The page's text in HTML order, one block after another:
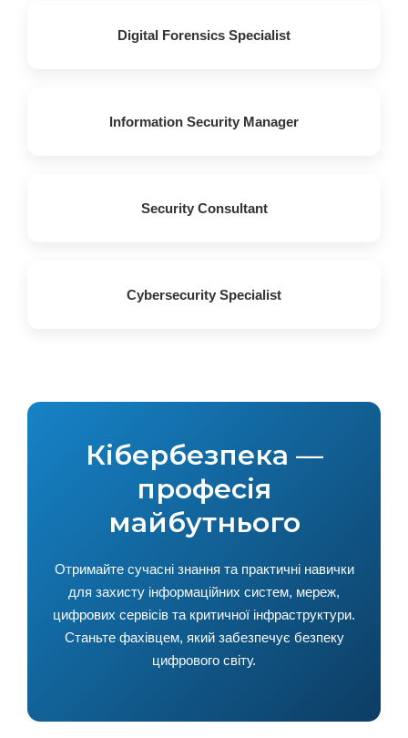
Digital Forensics Specialist
Information Security Manager
Security Consultant
Cybersecurity Specialist
Кібербезпека —
професія
майбутнього
Отримайте сучасні знання та практичні навички
для захисту інформаційних систем, мереж,
цифрових сервісів та критичної інфраструктури.
Станьте фахівцем, який забезпечує безпеку
цифрового світу.